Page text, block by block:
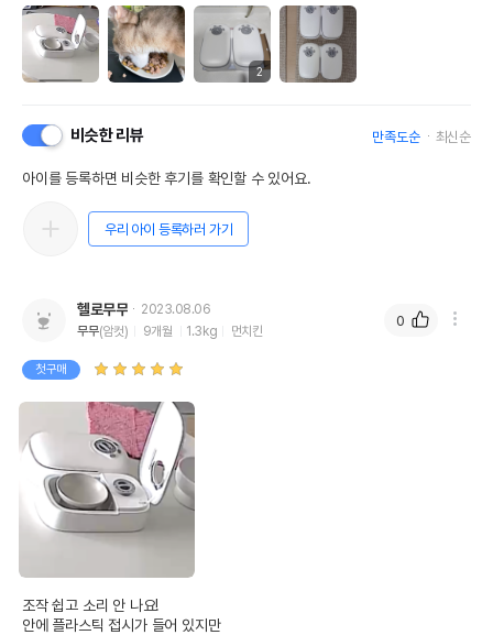
2
비슷한 리뷰 만족도순 최신순
아이를 등록하면 비슷한 후기를 확인할 수 있어요.
우리 아이 등록하러 가기
헬로무무
2023.08.06
무무(암컷) 9개월 1.3kg 먼치킨
첫구매
조작 쉽고 소리 안 나요!
안에 플라스틱 접시가 들어 있지만
0